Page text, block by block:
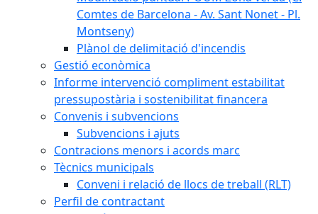
Comtes de Barcelona - Av. Sant Nonet - Pl.
Montseny)
Plànol de delimitació d'incendis
Gestió econòmica
Informe intervenció compliment estabilitat
pressupostària i sostenibilitat financera
Convenis i subvencions
Subvencions i ajuts
Contracions menors i acords marc
Tècnics municipals
Conveni i relació de llocs de treball (RLT)
Perfil de contractant